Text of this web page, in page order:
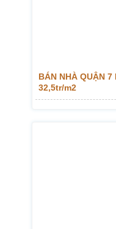
BÁN NHÀ QUẬN
32,5tr/m2